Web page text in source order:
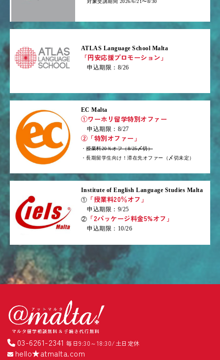
対象受講期間 2026/6/21〜8/30
ATLAS Language School Malta
「円安応援プロモーション」
申込期限：8/26
EC Malta
①ワーホリ留学特別オファー
申込期限：8/27
②「特別オファー」
・授業料20％オフ（8/25〆切）
・長期留学生向け！滞在先オファー（〆切未定）
Institute of English Language Studies Malta
① 「授業料20％オフ」
申込期限：9/25
② 「2パッケージ料金5%オフ」
申込期限：10/26
03-6261-2341 毎日9:30～18:30/土日定休
hello★atmalta.com